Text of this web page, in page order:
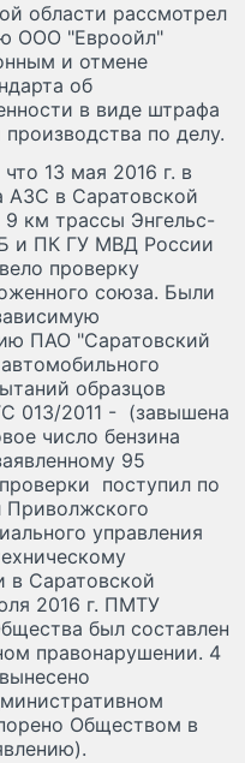
области рассмотрел
ООО "Евроойл"
и отмене
об
в виде штрафа
по делу.
13 мая 2016 г. в
в Саратовской
9 км трассы Энгельс-
и ПК ГУ МВД России
проверку
союза. Были
ПАО "Саратовский
образцов
013/2011 - (завышена
число бензина
95
поступил по
Приволжского
управления
в Саратовской
2016 г. ПМТУ
был составлен
правонарушении. 4
Обществом в